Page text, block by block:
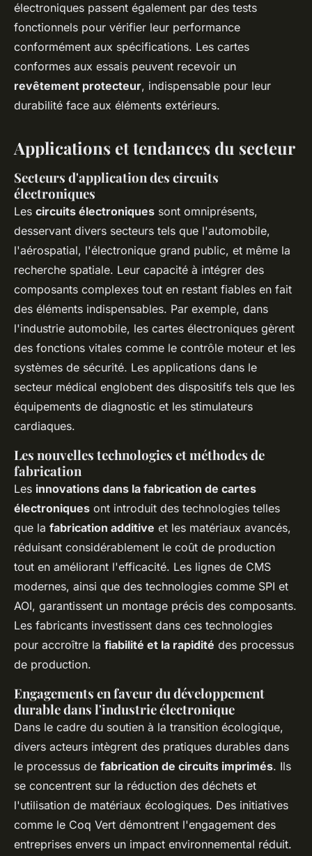
électroniques passent également par des tests
fonctionnels pour vérifier leur performance
conformément aux spécifications. Les cartes
conformes aux essais peuvent recevoir un
revêtement protecteur, indispensable pour leur
durabilité face aux éléments extérieurs.
Applications et tendances du secteur
Secteurs d'application des circuits
électroniques
Les circuits électroniques sont omniprésents,
desservant divers secteurs tels que l'automobile,
l'aérospatial, l'électronique grand public, et même la
recherche spatiale. Leur capacité à intégrer des
composants complexes tout en restant fiables en fait
des éléments indispensables. Par exemple, dans
l'industrie automobile, les cartes électroniques gèrent
des fonctions vitales comme le contrôle moteur et les
systèmes de sécurité. Les applications dans le
secteur médical englobent des dispositifs tels que les
équipements de diagnostic et les stimulateurs
cardiaques.
Les nouvelles technologies et méthodes de
fabrication
Les innovations dans la fabrication de cartes
électroniques ont introduit des technologies telles
que la fabrication additive et les matériaux avancés,
réduisant considérablement le coût de production
tout en améliorant l'efficacité. Les lignes de CMS
modernes, ainsi que des technologies comme SPI et
AOI, garantissent un montage précis des composants.
Les fabricants investissent dans ces technologies
pour accroître la fiabilité et la rapidité des processus
de production.
Engagements en faveur du développement
durable dans l'industrie électronique
Dans le cadre du soutien à la transition écologique,
divers acteurs intègrent des pratiques durables dans
le processus de fabrication de circuits imprimés. Ils
se concentrent sur la réduction des déchets et
l'utilisation de matériaux écologiques. Des initiatives
comme le Coq Vert démontrent l'engagement des
entreprises envers un impact environnemental réduit.